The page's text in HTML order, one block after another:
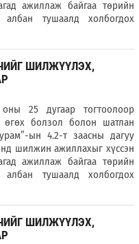
ажиллаж байгаа төрийн
тушаалд холбогдох
ШИЛЖҮҮЛЭХ,
25 дугаар тогтоолоор
өгөх болзол болон шатлан
ын 4.2-т заасны дагуу
шилжин ажиллахыг хүссэн
ажиллаж байгаа төрийн
тушаалд холбогдох
ШИЛЖҮҮЛЭХ,